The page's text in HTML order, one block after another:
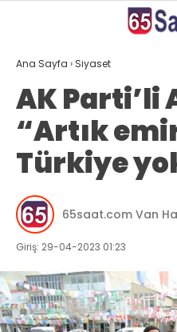
ANASAYFA
VAN
BÖLGE
GÜNDEM
SİYASET
SAĞLIK
Ana Sayfa › Siyaset
AK Parti’li
“Artık
Türkiye
65saat.com Van
Giriş: 29-04-2023 01:23